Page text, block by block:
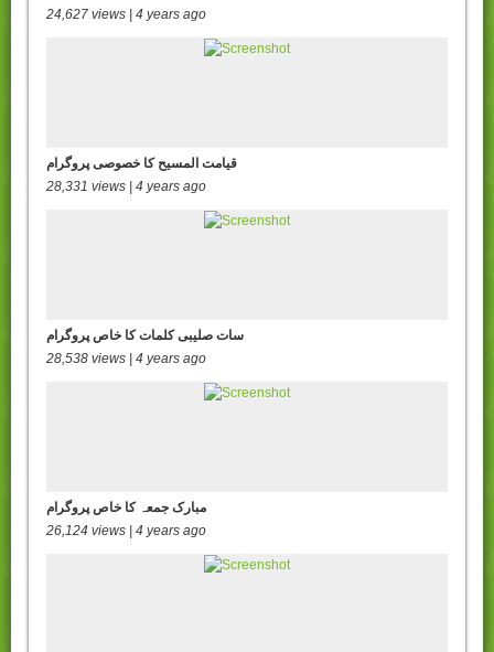
24,627 views | 4 years ago
قیامت المسیح کا خصوصی پروگرام
28,331 views | 4 years ago
سات صلیبی کلمات کا خاص پروگرام
28,538 views | 4 years ago
مبارک جمعہ کا خاص پروگرام
26,124 views | 4 years ago